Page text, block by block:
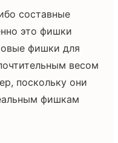
составные
это фишки
фишки для
весом
поскольку они
фишкам